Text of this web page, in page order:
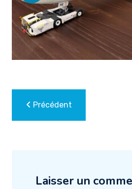
Précédent
Laisser un